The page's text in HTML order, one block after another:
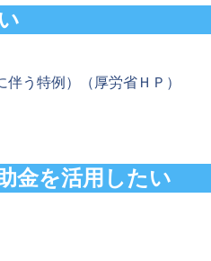
う特例）（厚労省ＨＰ）
金を活用したい